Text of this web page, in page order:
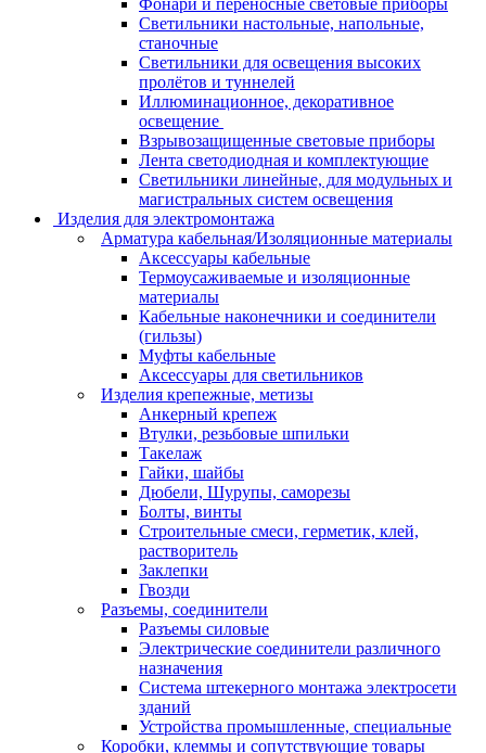
Фонари и переносные световые приборы
Светильники настольные, напольные,
станочные
Светильники для освещения высоких
пролётов и туннелей
Иллюминационное, декоративное
освещение
Взрывозащищенные световые приборы
Лента светодиодная и комплектующие
Светильники линейные, для модульных и
магистральных систем освещения
Изделия для электромонтажа
Арматура кабельная/Изоляционные материалы
Аксессуары кабельные
Термоусаживаемые и изоляционные
материалы
Кабельные наконечники и соединители
(гильзы)
Муфты кабельные
Аксессуары для светильников
Изделия крепежные, метизы
Анкерный крепеж
Втулки, резьбовые шпильки
Такелаж
Гайки, шайбы
Дюбели, Шурупы, саморезы
Болты, винты
Строительные смеси, герметик, клей,
растворитель
Заклепки
Гвозди
Разъемы, соединители
Разъемы силовые
Электрические соединители различного
назначения
Система штекерного монтажа электросети
зданий
Устройства промышленные, специальные
Коробки, клеммы и сопутствующие товары